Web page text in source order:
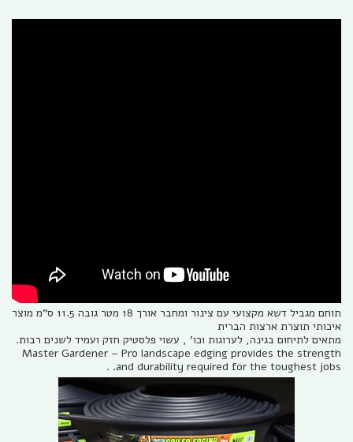
תוחם מגביל דשא מקצועי עם צינור ומחבר אורך 18 מטר גובה 11.5 ס"מ מוצר
איכותי תוצרת ארצות הברית
מתאים לתיחום בגינה, לערוגות וכו' , עשוי פלסטיק חזק ועמיד לשנים רבות.
Master Gardener – Pro landscape edging provides the strength
and durability required for the toughest jobs. .